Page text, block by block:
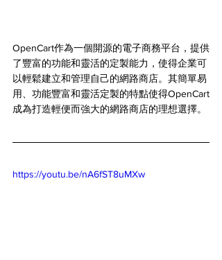
OpenCart作為一個開源的電子商務平台，提供
了豐富的功能和靈活的定製能力，使得企業可
以輕鬆建立和管理自己的網路商店。其簡單易
用、功能豐富和靈活定製的特點使得OpenCart
成為打造輕便而強大的網路商店的理想選擇。
https://youtu.be/nA6fST8uMXw